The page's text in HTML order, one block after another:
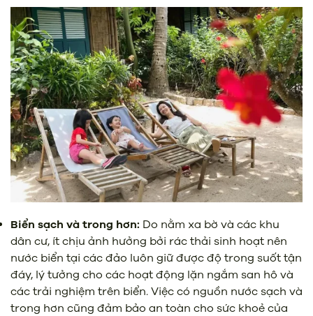
Biển sạch và trong hơn: Do nằm xa bờ và các khu
dân cư, ít chịu ảnh hưởng bởi rác thải sinh hoạt nên
nước biển tại các đảo luôn giữ được độ trong suốt tận
đáy, lý tưởng cho các hoạt động lặn ngắm san hô và
các trải nghiệm trên biển. Việc có nguồn nước sạch và
trong hơn cũng đảm bảo an toàn cho sức khoẻ của